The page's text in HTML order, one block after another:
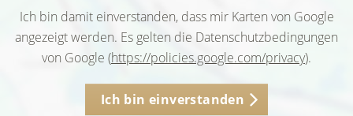
Ich bin damit einverstanden, dass mir Karten von Google
angezeigt werden. Es gelten die Datenschutzbedingungen
von Google (https://policies.google.com/privacy).
Ich bin einverstanden